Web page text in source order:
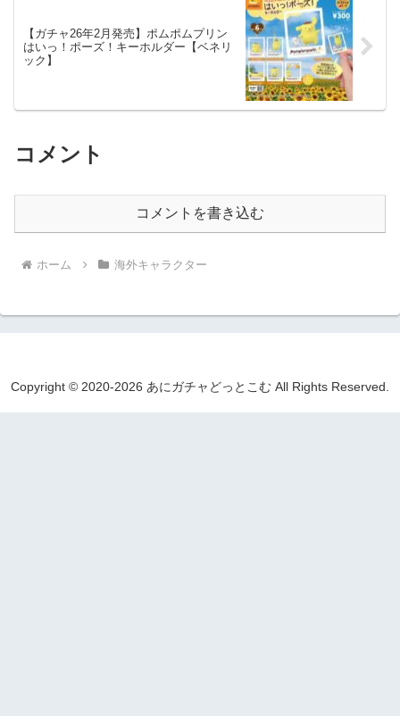
【ガチャ26年2月発売】ポムポムプリン
はいっ！ポーズ！キーホルダー【ベネリ
ック】
コメント
コメントを書き込む
ホーム 海外キャラクター
Copyright © 2020-2026 あにガチャどっとこむ All Rights Reserved.